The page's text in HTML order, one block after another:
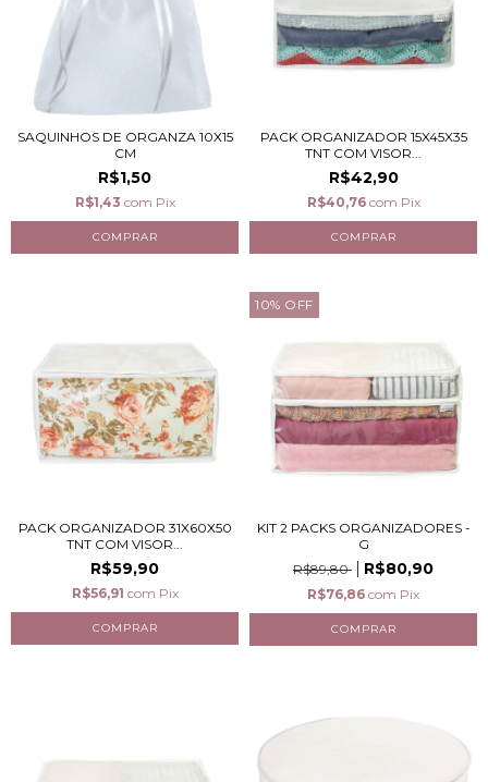
SAQUINHOS DE ORGANZA 10X15
CM
R$1,50
R$1,43 com Pix
PACK ORGANIZADOR 15X45X35
TNT COM VISOR...
R$42,90
R$40,76 com Pix
PACK ORGANIZADOR 31X60X50
TNT COM VISOR...
R$59,90
R$56,91 com Pix
10% OFF
KIT 2 PACKS ORGANIZADORES -
G
R$89,80
R$80,90
R$76,86 com Pix